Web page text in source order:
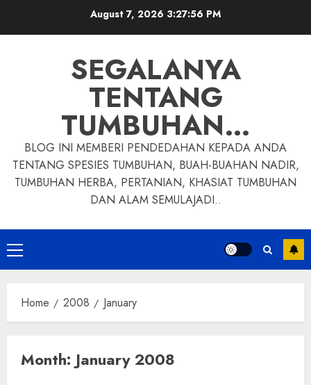
August 7, 2026 3:27:57 PM
SEGALANYA
TENTANG
TUMBUHAN…
BLOG INI MEMBERI PENDEDAHAN KEPADA ANDA
TENTANG SPESIES TUMBUHAN, BUAH-BUAHAN NADIR,
TUMBUHAN HERBA, PERTANIAN, KHASIAT TUMBUHAN
DAN ALAM SEMULAJADI..
Primary
Menu
Home 2008 January
Month: January 2008